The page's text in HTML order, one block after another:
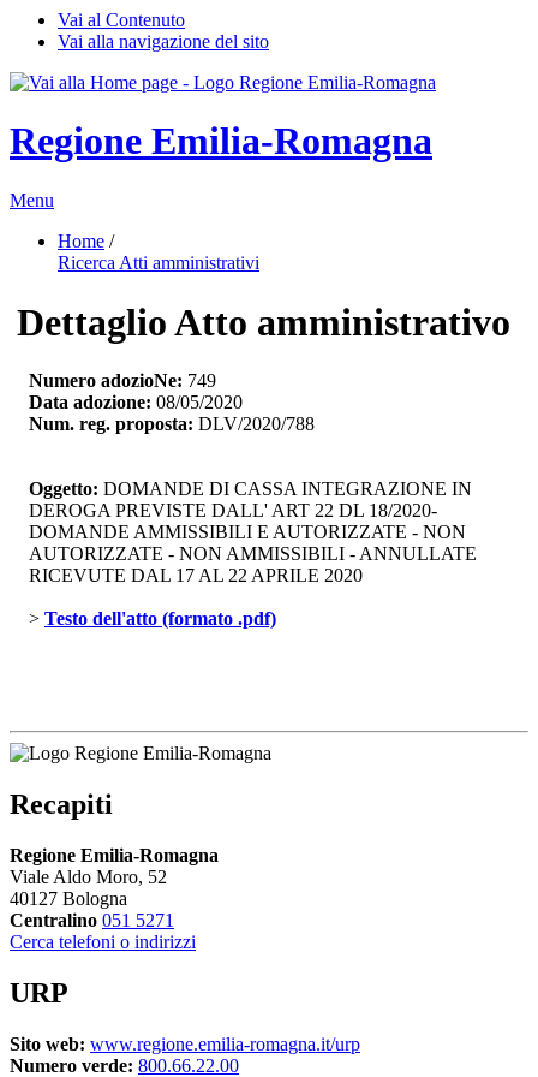
Vai al Contenuto
Vai alla navigazione del sito
Regione Emilia-Romagna
Menu
Home /
Ricerca Atti amministrativi
Dettaglio Atto amministrativo
Numero adozioNe: 749
Data adozione: 08/05/2020
Num. reg. proposta: DLV/2020/788
Oggetto: DOMANDE DI CASSA INTEGRAZIONE IN
DEROGA PREVISTE DALL' ART 22 DL 18/2020-
DOMANDE AMMISSIBILI E AUTORIZZATE - NON
AUTORIZZATE - NON AMMISSIBILI - ANNULLATE
RICEVUTE DAL 17 AL 22 APRILE 2020
> Testo dell'atto (formato .pdf)
Recapiti
Regione Emilia-Romagna
Viale Aldo Moro, 52
40127 Bologna
Centralino 051 5271
Cerca telefoni o indirizzi
URP
Sito web: www.regione.emilia-romagna.it/urp
Numero verde: 800.66.22.00